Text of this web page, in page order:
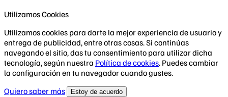
Utilizamos Cookies
Utilizamos cookies para darte la mejor experiencia de usuario y
entrega de publicidad, entre otras cosas. Si continúas
navegando el sitio, das tu consentimiento para utilizar dicha
tecnología, según nuestra Política de cookies. Puedes cambiar
la configuración en tu navegador cuando gustes.
Quiero saber más
Estoy de acuerdo